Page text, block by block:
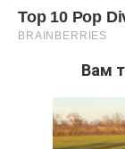
Вам